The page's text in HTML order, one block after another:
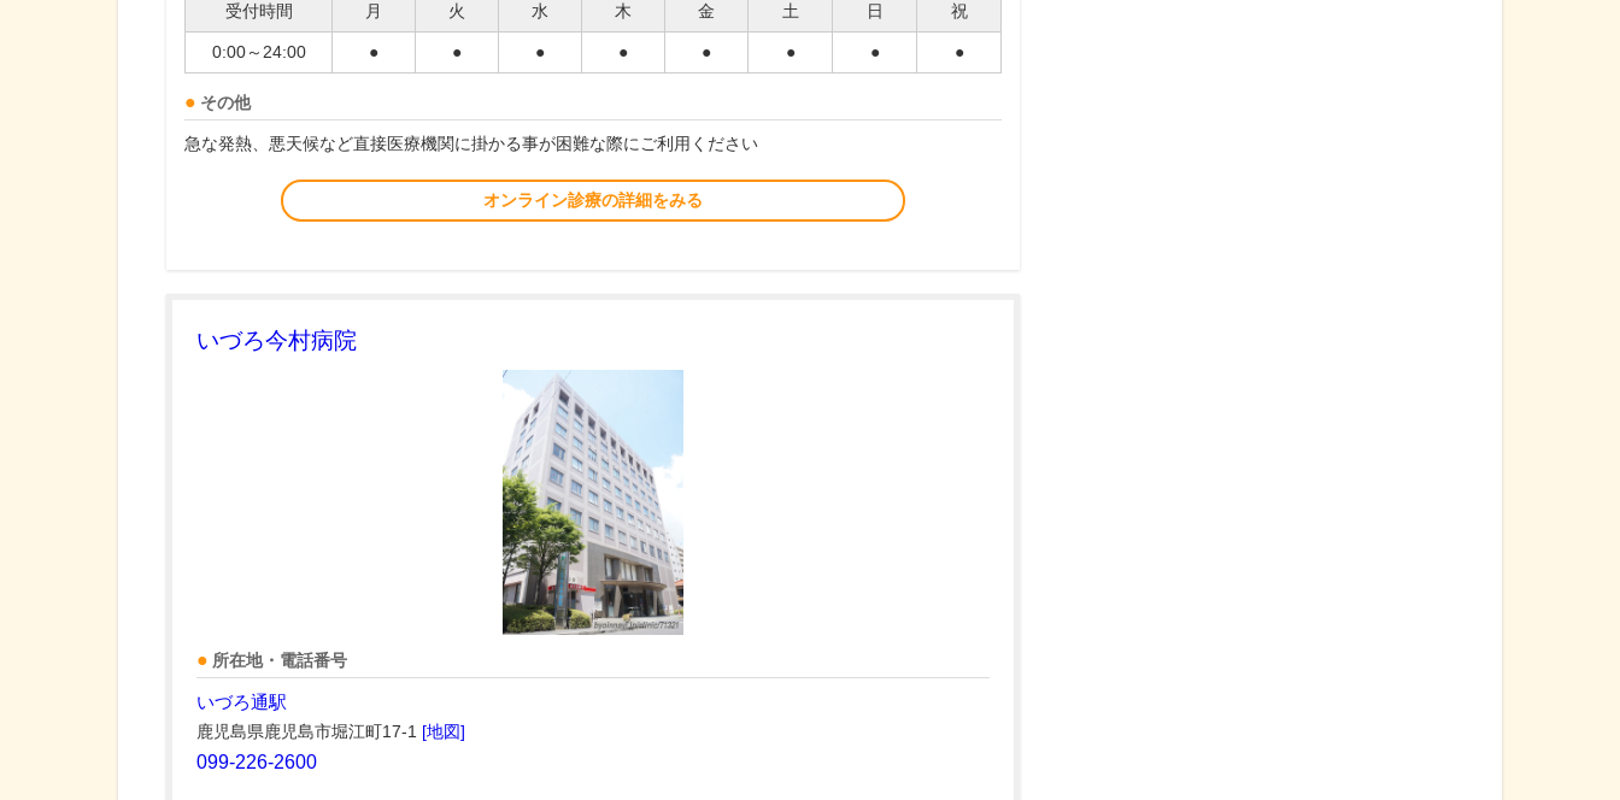
受付時間 月 火 水 木 金 土 日 祝
0:00～24:00 ● ● ● ● ● ● ● ●
その他
急な発熱、悪天候など直接医療機関に掛かる事が困難な際にご利用ください
オンライン診療の詳細をみる
いづろ今村病院
所在地・電話番号
いづろ通駅
鹿児島県鹿児島市堀江町17-1 [地図]
099-226-2600